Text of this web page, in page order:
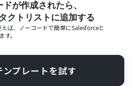
が作成されたら、
クトリストに追加する
ば、ノーコードで簡単にSalesforceと
す。
ンプレートを試す